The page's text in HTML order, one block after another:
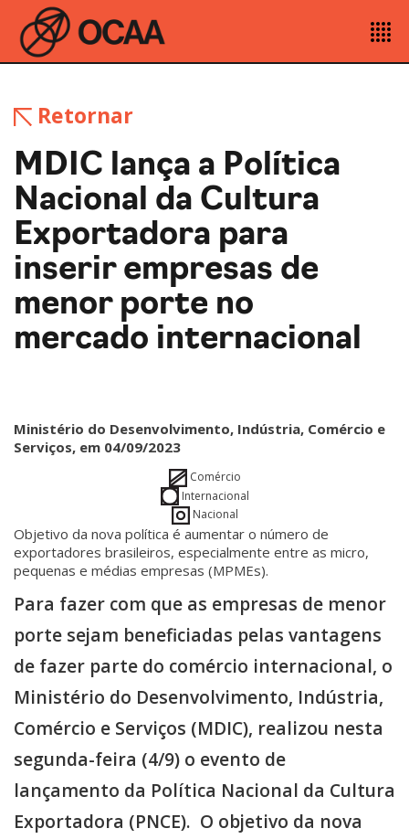
Retornar
MDIC lança a Política
Nacional da Cultura
Exportadora para
inserir empresas de
menor porte no
mercado internacional
Ministério do Desenvolvimento, Indústria, Comércio e
Serviços, em 04/09/2023
Comércio
Internacional
Nacional
Objetivo da nova política é aumentar o número de
exportadores brasileiros, especialmente entre as micro,
pequenas e médias empresas (MPMEs).
Para fazer com que as empresas de menor
porte sejam beneficiadas pelas vantagens
de fazer parte do comércio internacional, o
Ministério do Desenvolvimento, Indústria,
Comércio e Serviços (MDIC), realizou nesta
segunda-feira (4/9) o evento de
lançamento da Política Nacional da Cultura
Exportadora (PNCE). O objetivo da nova